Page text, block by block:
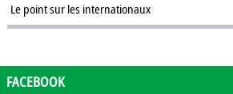
Le point sur les internationaux
Présentation des clubs de D3 : ASPC Tenkodogo
FACEBOOK